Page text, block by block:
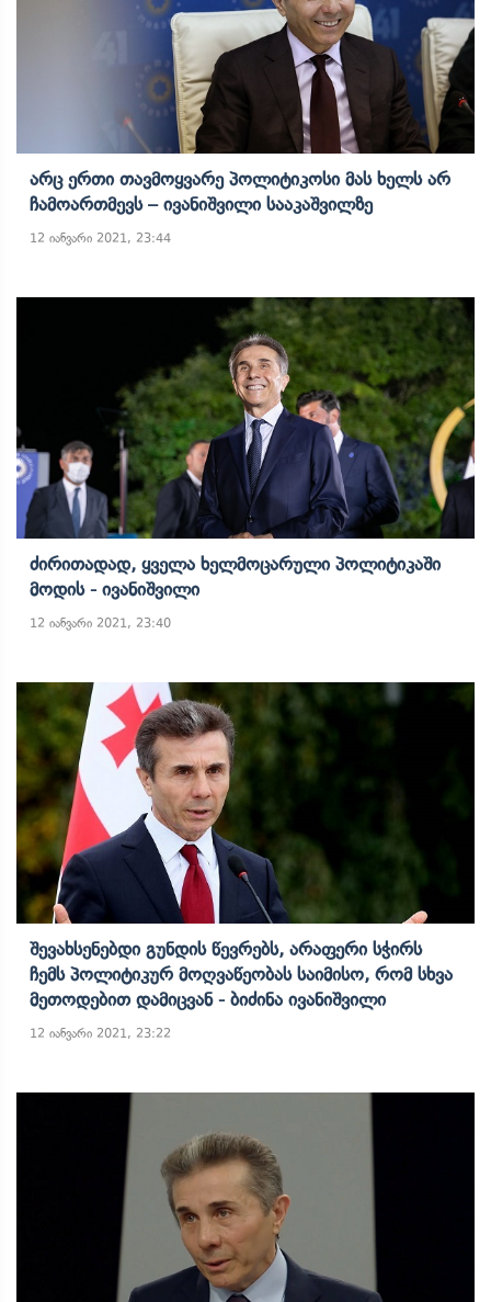
Არც Ერთი Თავმოყვარე Პოლიტიკოსი Მას Ხელს Არ
Ჩამოართმევს – Ივანიშვილი Სააკაშვილზე
12 იანვარი 2021, 23:44
Ძირითადად, Ყველა Ხელმოცარული Პოლიტიკაში
Მოდის - Ივანიშვილი
12 იანვარი 2021, 23:40
Შევახსენებდი Გუნდის Წევრებს, Არაფერი Სჭირს
Ჩემს Პოლიტიკურ Მოღვაწეობას Საიმისო, Რომ Სხვა
Მეთოდებით Დამიცვან - Ბიძინა Ივანიშვილი
12 იანვარი 2021, 23:22